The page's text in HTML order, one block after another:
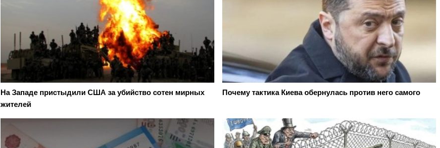
На Западе пристыдили США за убийство сотен мирных
жителей
Почему тактика Киева обернулась против него самого